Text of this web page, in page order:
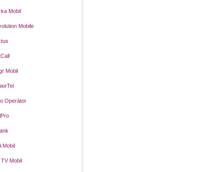
Mobil
Mobile
Mobil
Operátor
Mobil
TV Mobil